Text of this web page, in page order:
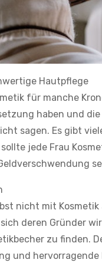
Hautpflege
für manche
haben und
sagen. Es gibt
jede Frau
nicht mit
deren Gründer
zu finden.
und